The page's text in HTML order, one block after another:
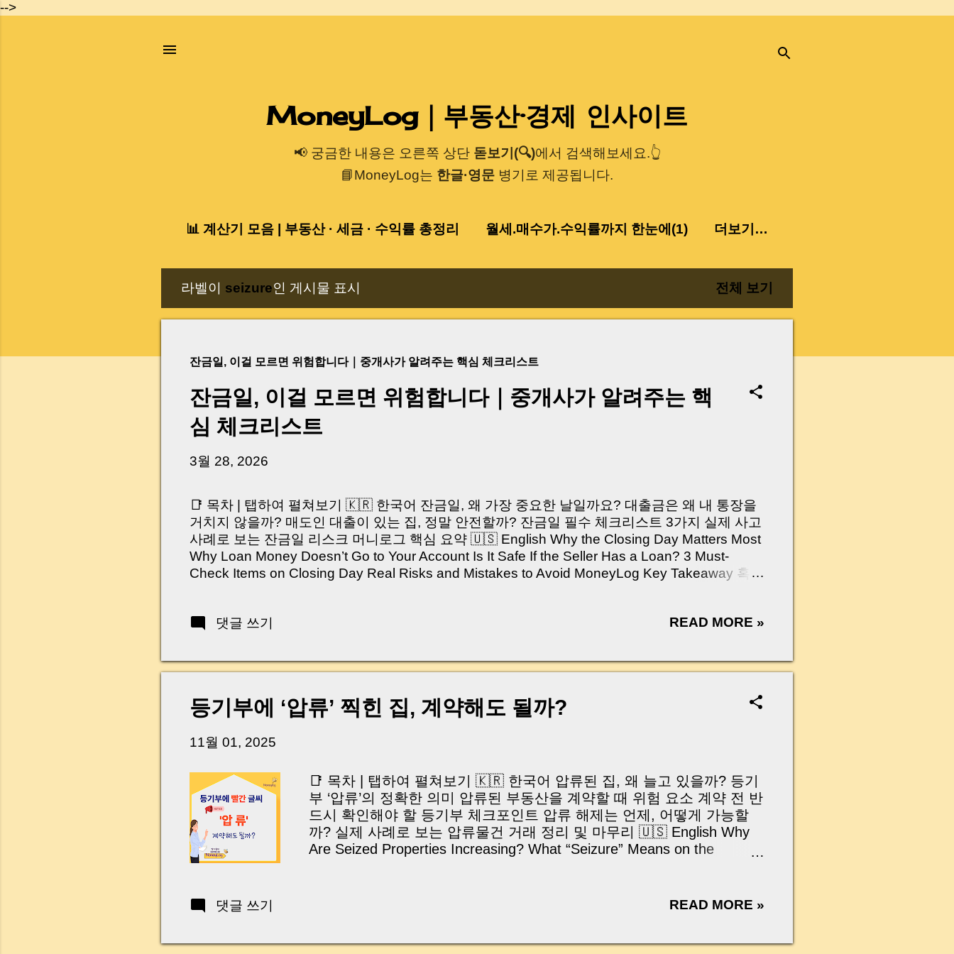
-->
기본 콘텐츠로 건너뛰기
MoneyLog｜부동산·경제 인사이트
📢 궁금한 내용은 오른쪽 상단돋보기(🔍)에서 검색해보세요.👆
📘MoneyLog는 한글·영문 병기로 제공됩니다.
📊 계산기 모음 | 부동산 · 세금 · 수익률 총정리 월세.매수가.수익률까지 한눈에(1) 더보기…
라벨이 seizure인 게시물 표시 전체 보기
잔금일, 이걸 모르면 위험합니다｜중개사가 알려주는 핵심 체크리스트
잔금일, 이걸 모르면 위험합니다｜중개사가 알려주는 핵
심 체크리스트
3월 28, 2026
📑 목차 | 탭하여 펼쳐보기 🇰🇷 한국어 잔금일, 왜 가장 중요한 날일까요? 대출금은 왜 내 통장을
거치지 않을까? 매도인 대출이 있는 집, 정말 안전할까? 잔금일 필수 체크리스트 3가지 실제 사고
사례로 보는 잔금일 리스크 머니로그 핵심 요약 🇺🇸 English Why the Closing Day Matters Most
Why Loan Money Doesn’t Go to Your Account Is It Safe If the Seller Has a Loan? 3 Must-
Check Items on Closing Day Real Risks and Mistakes to Avoid MoneyLog Key Takeaway 혹시
억 원이 한 번에 움직이는 가장 긴장되는 순간 입니다. 실제로 제가 중개 현장에서 겪었던 일입니
황이 있었습니다. 또 어떤 분은 이렇게 말씀하십니다. “내 대출인데 왜 내 통장으로 안 들어오죠?”
“매도인이 대출 안 갚고 도망가면 어떡하죠?” 이 모든 불안, 사실은 ‘구조’를 몰라서 생기는 걱정입
꼭 준비해야 하는지 중개 실무 기준으로 아주 쉽게 풀어드리겠습니다. 이 글 하나만 제대로 이해
Introduction (Tap to expand) Have you ever thought like this? “Closing day…...
댓글 쓰기 READ MORE »
등기부에 ‘압류’ 찍힌 집, 계약해도 될까?
11월 01, 2025
📑 목차 | 탭하여 펼쳐보기 🇰🇷 한국어 압류된 집, 왜 늘고 있을까? 등기
부 ‘압류’의 정확한 의미 압류된 부동산을 계약할 때 위험 요소 계약 전 반
드시 확인해야 할 등기부 체크포인트 압류 해제는 언제, 어떻게 가능할
까? 실제 사례로 보는 압류물건 거래 정리 및 마무리 🇺🇸 English Why
Are Seized Properties Increasing? What “Seizure” Means on the
Real Case Examples of Seized Property Deals Summary & Final
댓글 쓰기 READ MORE »